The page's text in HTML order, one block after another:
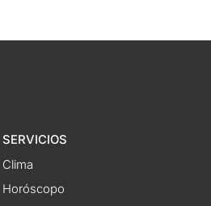
SERVICIOS
Clima
Horóscopo